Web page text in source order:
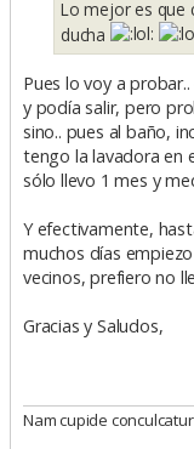
Lo mejor es que
ducha
Pues lo voy a
y podía salir, pero
sino.. pues al baño,
tengo la lavadora en
sólo llevo 1 mes y
Y efectivamente,
muchos días
vecinos, prefiero no
Gracias y Saludos,
Nam cupide